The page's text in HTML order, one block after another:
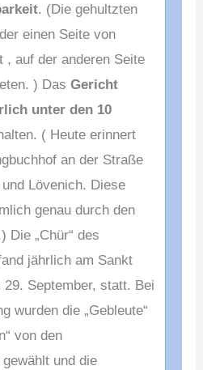
. (Die gehultzten
einen Seite von
, auf der anderen Seite
) DasGericht
unter den 10
( Heute erinnert
an der Straße
Lövenich. Diese
genau durch den
Die „Chür“ des
jährlich am Sankt
September, statt. Bei
wurden die „Gebleute“
von den
und die